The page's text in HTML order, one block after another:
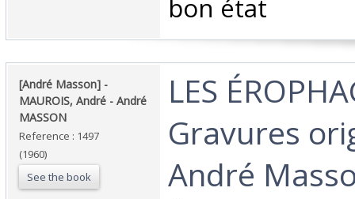
‎bon état‎
‎[André Masson] - ‎
‎MAUROIS, André - André
MASSON‎
Reference : 1497
(1960)
See the book
‎LES
Gravures
André